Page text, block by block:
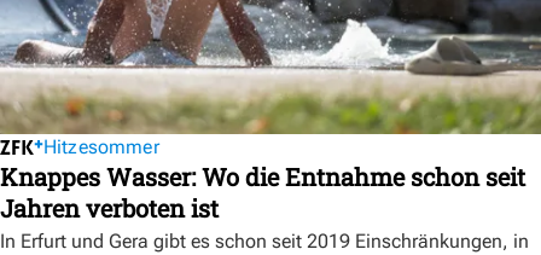
Hitzesommer
Knappes Wasser: Wo die Entnahme schon seit
Jahren verboten ist
In Erfurt und Gera gibt es schon seit 2019 Einschränkungen, in